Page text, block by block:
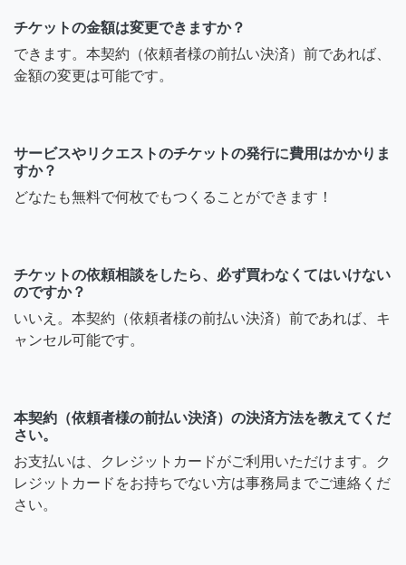
チケットの金額は変更できますか？
できます。本契約（依頼者様の前払い決済）前であれば、
金額の変更は可能です。
サービスやリクエストのチケットの発行に費用はかかりま
すか？
どなたも無料で何枚でもつくることができます！
チケットの依頼相談をしたら、必ず買わなくてはいけない
のですか？
いいえ。本契約（依頼者様の前払い決済）前であれば、キ
ャンセル可能です。
本契約（依頼者様の前払い決済）の決済方法を教えてくだ
さい。
お支払いは、クレジットカードがご利用いただけます。ク
レジットカードをお持ちでない方は事務局までご連絡くだ
さい。